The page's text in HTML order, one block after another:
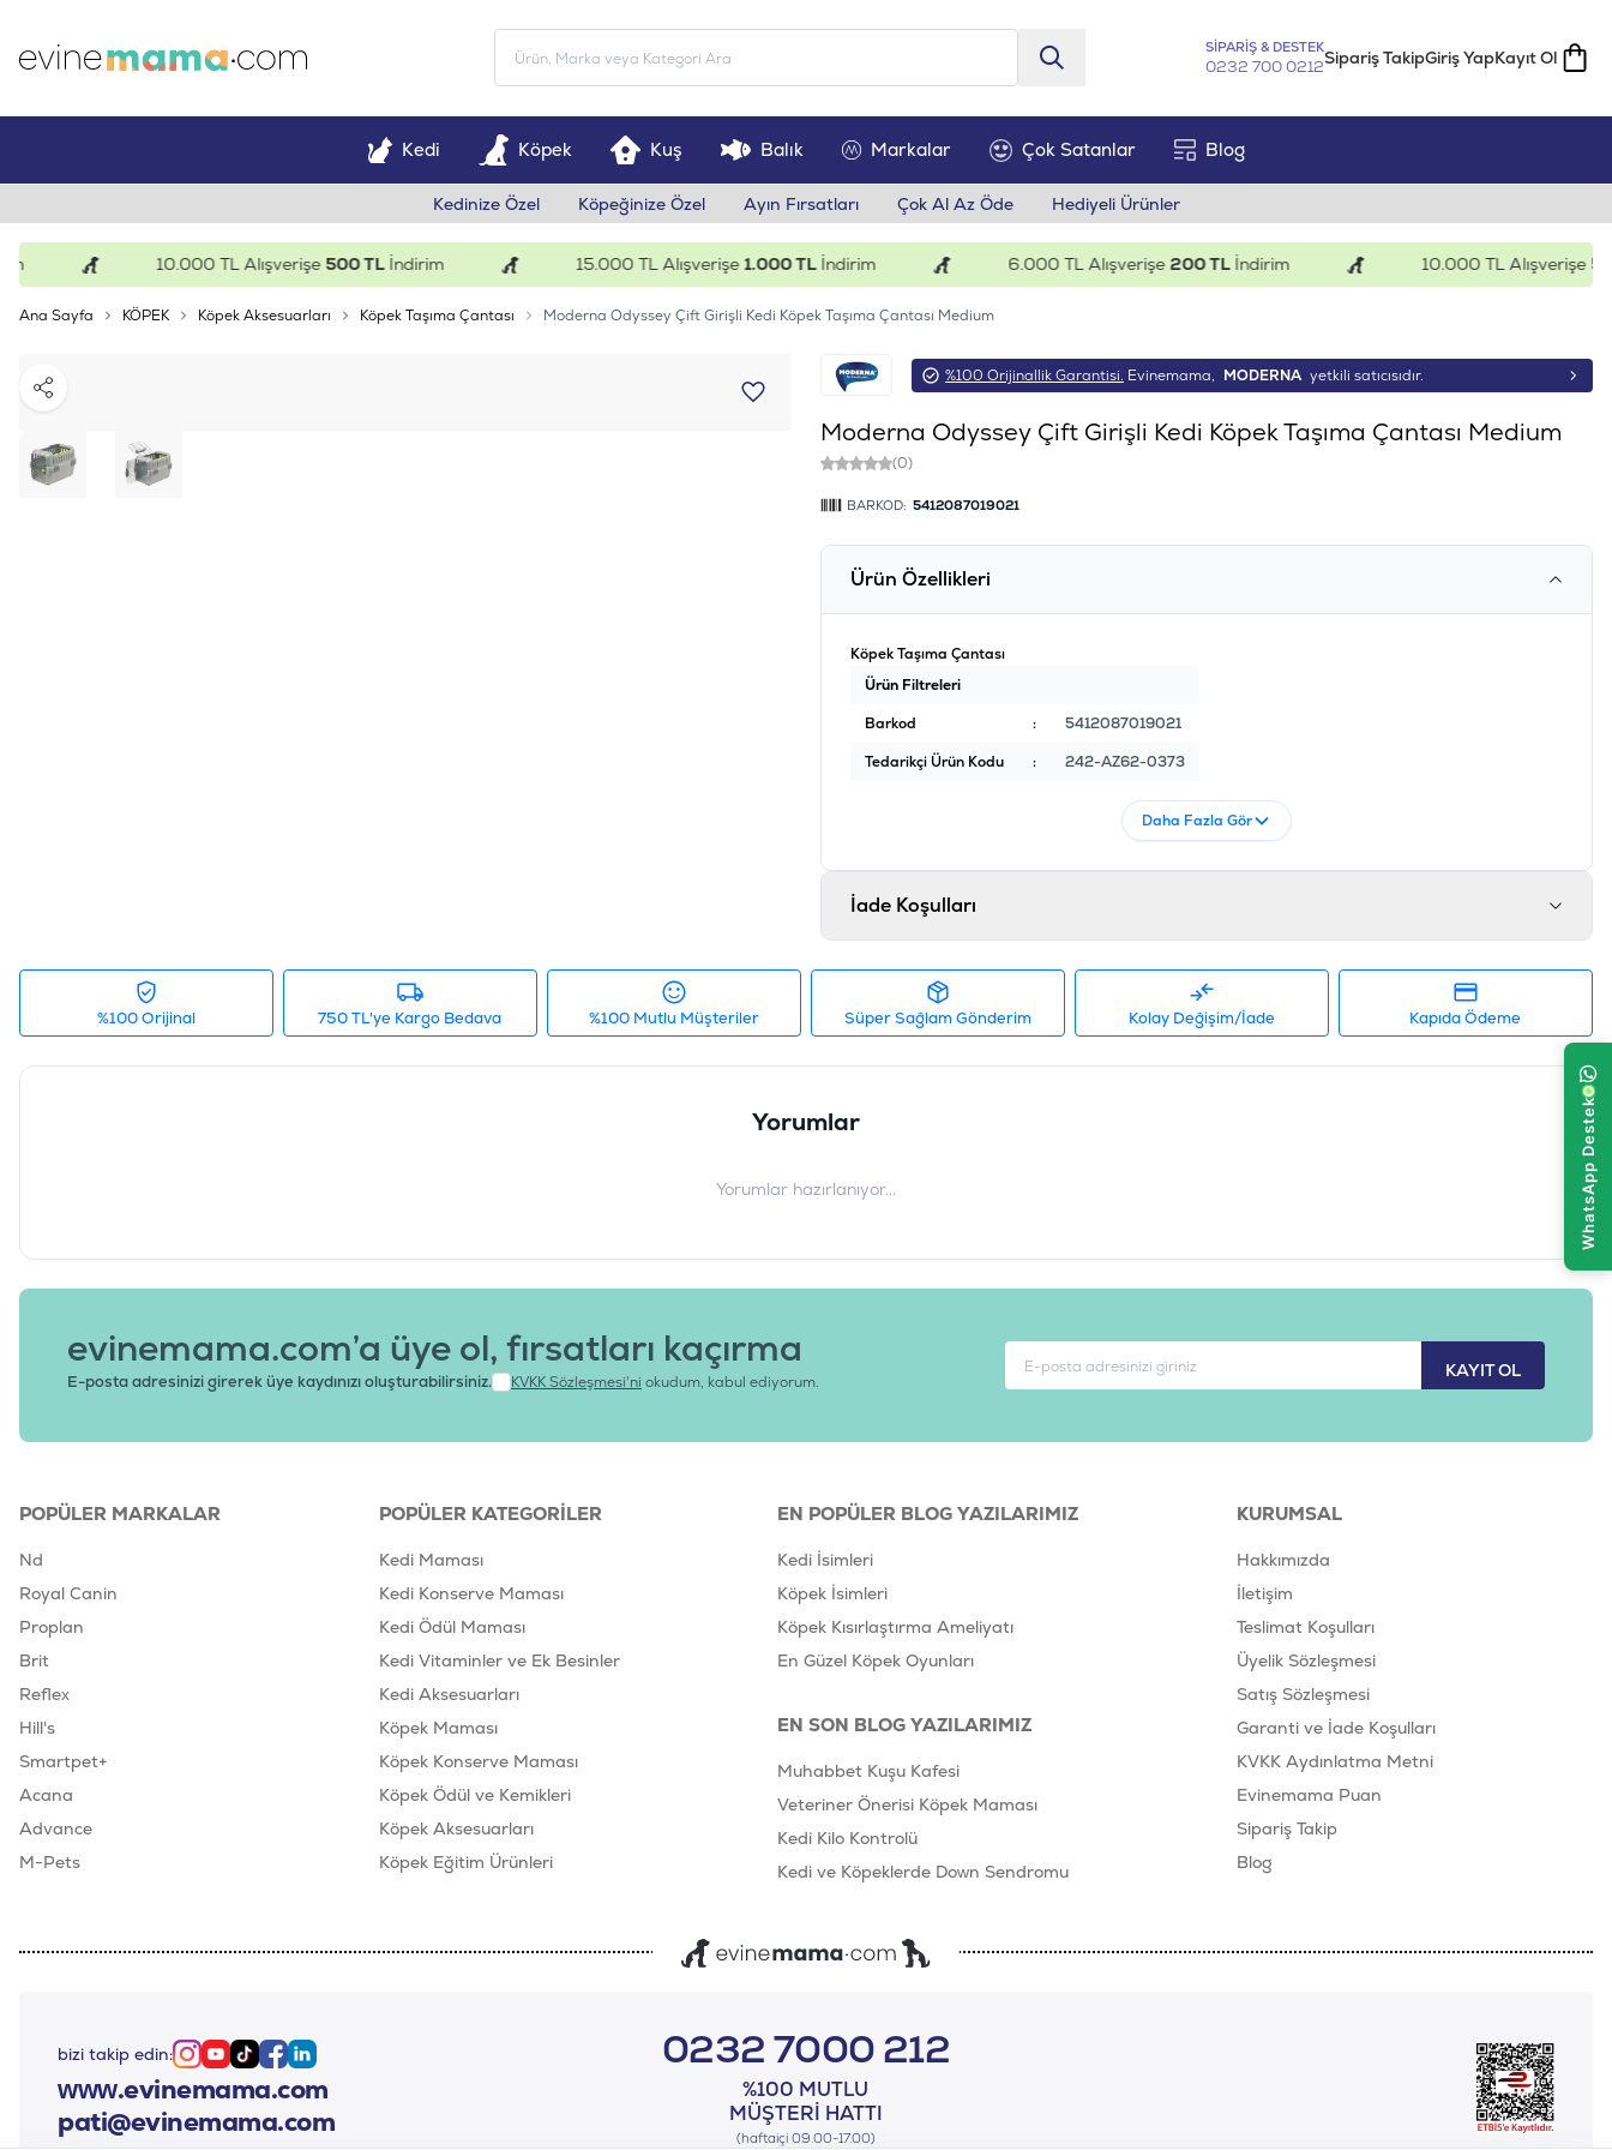
SİPARİŞ & DESTEK
0232 700 0212Sipariş TakipGiriş YapKayıt Ol
Kedi Köpek Kuş Balık Markalar Çok Satanlar Blog
Kedinize Özel Köpeğinize Özel Ayın Fırsatları Çok Al Az Öde Hediyeli Ürünler
10.000 TL Alışverişe500 TLİndirim 15.000 TL Alışverişe1.000 TLİndirim 6.000 TL Alışverişe200 TLİndirim 10.000 TL Alışverişe500
Ana Sayfa KÖPEK Köpek Aksesuarları Köpek Taşıma Çantası Moderna Odyssey Çift Girişli Kedi Köpek Taşıma Çantası Medium
Paylaş
%100 Orijinallik Garantisi. Evinemama, MODERNA yetkili satıcısıdır.
Moderna Odyssey Çift Girişli Kedi Köpek Taşıma Çantası Medium
(0)
BARKOD: 5412087019021
Ürün Özellikleri
Köpek Taşıma Çantası
Ürün Filtreleri
Barkod
:
5412087019021
Tedarikçi Ürün Kodu
: 242-AZ62-0373
Daha Fazla Gör
İade Koşulları
%100 Orijinal 750 TL'ye Kargo Bedava %100 Mutlu Müşteriler Süper Sağlam Gönderim Kolay Değişim/İade Kapıda Ödeme
Yorumlar
Yorumlar hazırlanıyor...
KAYIT OL
evinemama.com’a üye ol, fırsatları kaçırma
E-posta adresinizi girerek üye kaydınızı oluşturabilirsiniz. KVKK Sözleşmesi'ni okudum, kabul ediyorum.
POPÜLER MARKALAR
Nd
Royal Canin
Proplan
Brit
Reflex
Hill's
Smartpet+
Acana
Advance
M-Pets
POPÜLER KATEGORILER
Kedi Maması
Kedi Konserve Maması
Kedi Ödül Maması
Kedi Vitaminler ve Ek Besinler
Kedi Aksesuarları
Köpek Maması
Köpek Konserve Maması
Köpek Ödül ve Kemikleri
Köpek Aksesuarları
Köpek Eğitim Ürünleri
EN POPÜLER BLOG YAZILARIMIZ
Kedi İsimleri
Köpek İsimleri
Köpek Kısırlaştırma Ameliyatı
En Güzel Köpek Oyunları
EN SON BLOG YAZILARIMIZ
Muhabbet Kuşu Kafesi
Veteriner Önerisi Köpek Maması
Kedi Kilo Kontrolü
Kedi ve Köpeklerde Down Sendromu
KURUMSAL
Hakkımızda
İletişim
Teslimat Koşulları
Üyelik Sözleşmesi
Satış Sözleşmesi
Garanti ve İade Koşulları
KVKK Aydınlatma Metni
Evinemama Puan
Sipariş Takip
Blog
bizi takip edin: Instagram
Youtube
TiktokFacebook
Linkedin
www.evinemama.com
pati@evinemama.com
0232 7000 212
%100 MUTLU
MÜŞTERI HATTI
(haftaiçi 09.00-17.00)